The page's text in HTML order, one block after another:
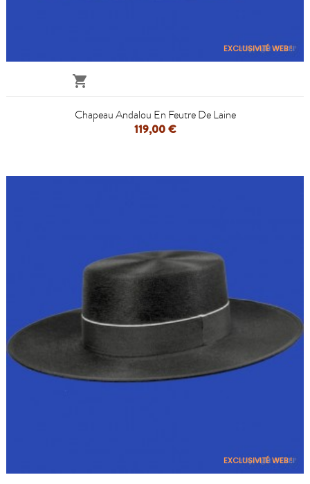
EXCLUSIVITÉ WEB !

Chapeau Andalou En Feutre De Laine
119,00 €
EXCLUSIVITÉ WEB !